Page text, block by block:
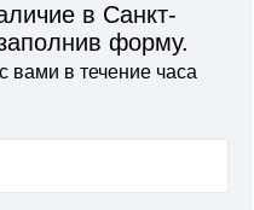
в Санкт-
форму.
в течение часа